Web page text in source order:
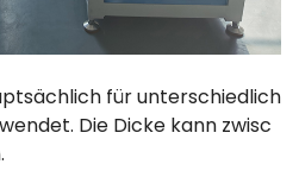
für unterschiedlich
Die Dicke kann zwisc